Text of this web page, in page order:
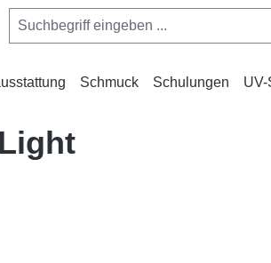
Schmuck Schulungen UV-